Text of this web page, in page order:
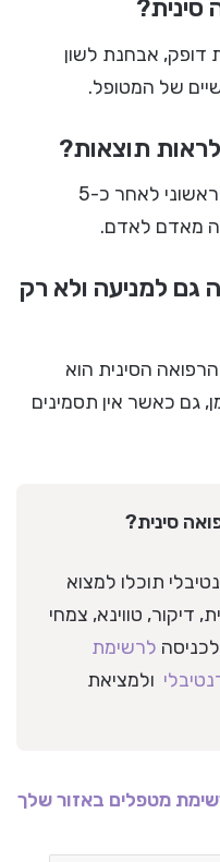
סינית?
דופק, אבחנת לשון
של המטופל.
תוצאות?
במקרים רבים ניתן להבחין בשינוי ראשוני לאחר כ-5
מאדם לאדם.
גם למניעה ולא רק
הסינית הוא
גם כאשר אין תסמינים
סינית?
תוכלו למצוא
דיקור, טווינא, צמחי
לרשימת
ולמציאת
מטפלים באזור שלך